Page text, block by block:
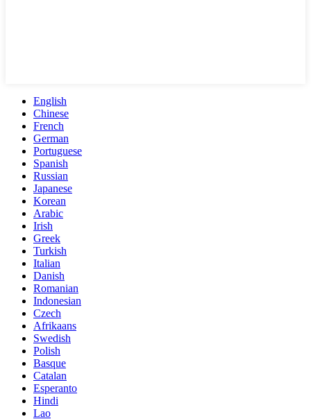
English
Chinese
French
German
Portuguese
Spanish
Russian
Japanese
Korean
Arabic
Irish
Greek
Turkish
Italian
Danish
Romanian
Indonesian
Czech
Afrikaans
Swedish
Polish
Basque
Catalan
Esperanto
Hindi
Lao